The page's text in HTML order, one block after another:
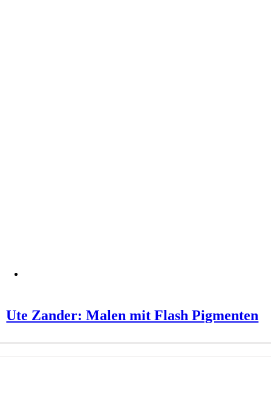
Ute Zander: Malen mit Flash Pigmenten